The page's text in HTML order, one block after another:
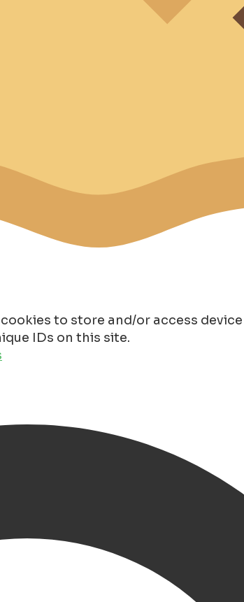
to store and/or access
IDs on this site.
for families